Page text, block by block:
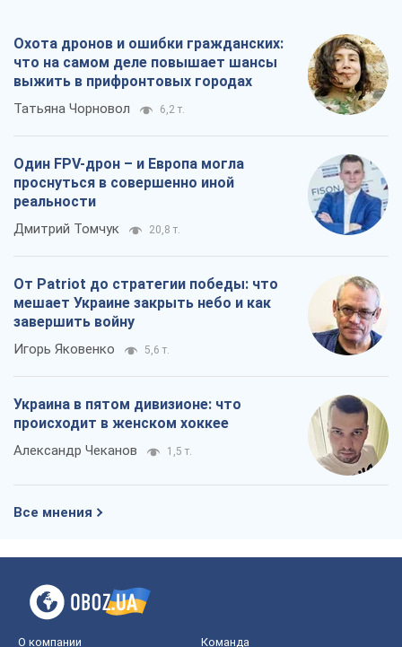
Охота дронов и ошибки гражданских:
что на самом деле повышает шансы
выжить в прифронтовых городах
Татьяна Чорновол 6,2 т.
Один FPV-дрон – и Европа могла
проснуться в совершенно иной
реальности
Дмитрий Томчук 20,8 т.
От Patriot до стратегии победы: что
мешает Украине закрыть небо и как
завершить войну
Игорь Яковенко 5,6 т.
Украина в пятом дивизионе: что
происходит в женском хоккее
Александр Чеканов 1,5 т.
Все мнения
О компании Команда